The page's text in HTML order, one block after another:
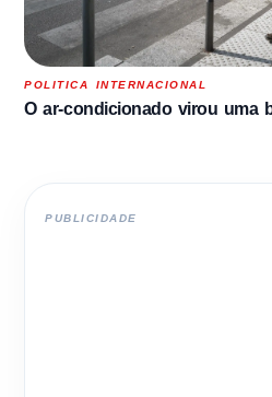
POLITICA INTERNACIONAL
O ar-condicionado virou uma
PUBLICIDADE